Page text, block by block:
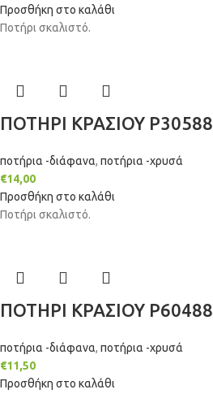
Προσθήκη στο καλάθι
Ποτήρι σκαλιστό.
ΠΟΤΗΡΙ ΚΡΑΣΙΟΥ P30588
ποτήρια -διάφανα, ποτήρια -χρυσά
€14,00
Προσθήκη στο καλάθι
Ποτήρι σκαλιστό.
ΠΟΤΗΡΙ ΚΡΑΣΙΟΥ P60488
ποτήρια -διάφανα, ποτήρια -χρυσά
€11,50
Προσθήκη στο καλάθι